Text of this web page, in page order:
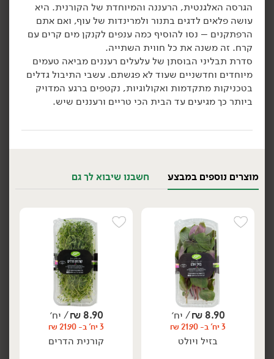
יח׳ יח׳
8.90
₪
3 יח' ב- 21.90 ₪
בזיל ויולט
יח׳
8.90
₪
3 יח' ב- 21.90 ₪
מנטה פסיפס
יח׳
8.90
₪/ יח׳
קמומיל ענן
8.90
₪ / יח׳
אורגנו אש
הגרסה האלגנטית, הרעננה והמיוחדת של הקורנית. היא
עושה פלאים לדגים בתנור ולמרינדות של עוף, ואם אתם
הרפתקנים – נסו להוסיף כמה ענפים לקנקן מים קרים עם
קרח. זה משנה את כל חווית השתייה.
סדרת תבליני הבוסתן של עלעלים רעננים מביאה טעמים
מיוחדים וחדשניים שעוד לא פגשתם. עשבי התיבול גדלים
בטכניקות מתקדמות ואקולוגיות, נקטפים ברגע המדויק
ביותר כך מגיעים עד הבית הכי טריים ורעננים שיש.
מוצרים נוספים במבצע חשבנו שיבוא לך גם
8.90
₪/ יח׳
3 יח' ב- 21.90 ₪
בזיל ויולט
8.90
₪/ יח׳
3 יח' ב- 21.90 ₪
קורנית הדרים